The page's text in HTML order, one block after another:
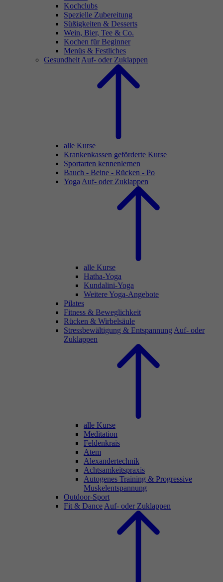
Kochclubs
Spezielle Zubereitung
Süßigkeiten & Desserts
Wein, Bier, Tee & Co.
Kochen für Beginner
Menüs & Festliches
Gesundheit Auf- oder Zuklappen
alle Kurse
Krankenkassen geförderte Kurse
Sportarten kennenlernen
Bauch - Beine - Rücken - Po
Yoga Auf- oder Zuklappen
alle Kurse
Hatha-Yoga
Kundalini-Yoga
Weitere Yoga-Angebote
Pilates
Fitness & Beweglichkeit
Rücken & Wirbelsäule
Stressbewältigung & Entspannung Auf- oder
Zuklappen
alle Kurse
Meditation
Feldenkrais
Atem
Alexandertechnik
Achtsamkeitspraxis
Autogenes Training & Progressive
Muskelentspannung
Outdoor-Sport
Fit & Dance Auf- oder Zuklappen